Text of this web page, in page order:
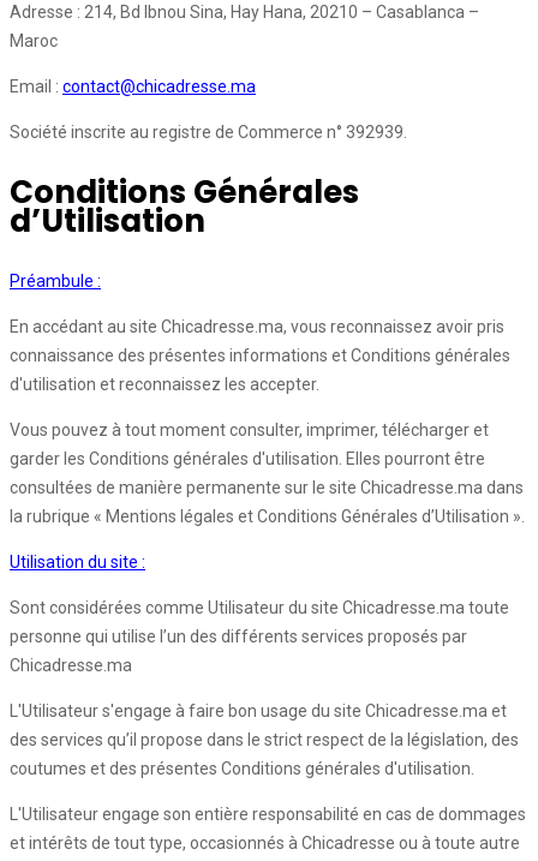
Adresse : 214, Bd Ibnou Sina, Hay Hana, 20210 – Casablanca –
Maroc
Email : contact@chicadresse.ma
Société inscrite au registre de Commerce n° 392939.
Conditions Générales
d’Utilisation
Préambule :
En accédant au site Chicadresse.ma, vous reconnaissez avoir pris
connaissance des présentes informations et Conditions générales
d'utilisation et reconnaissez les accepter.
Vous pouvez à tout moment consulter, imprimer, télécharger et
garder les Conditions générales d'utilisation. Elles pourront être
consultées de manière permanente sur le site Chicadresse.ma dans
la rubrique « Mentions légales et Conditions Générales d’Utilisation ».
Utilisation du site :
Sont considérées comme Utilisateur du site Chicadresse.ma toute
personne qui utilise l’un des différents services proposés par
Chicadresse.ma
L'Utilisateur s'engage à faire bon usage du site Chicadresse.ma et
des services qu’il propose dans le strict respect de la législation, des
coutumes et des présentes Conditions générales d'utilisation.
L'Utilisateur engage son entière responsabilité en cas de dommages
et intérêts de tout type, occasionnés à Chicadresse ou à toute autre